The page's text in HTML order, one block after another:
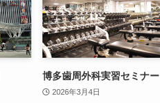
博多歯周外科実習セミナー
2026年3月4日